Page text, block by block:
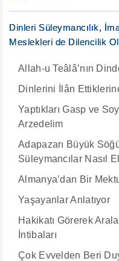
Dinleri Süleymancılık,
Meslekleri de Dilencilik
Allah-u Teâlâ’nın
Dinlerini İlân
Yaptıkları Gasp ve
Arzedelim
Adapazarı Büyük
Süleymancılar Nasıl
Almanya’dan Bir
Yaşayanlar Anlatıyor
Hakikatı Görerek
İntibaları
Çok Evvelden Beri